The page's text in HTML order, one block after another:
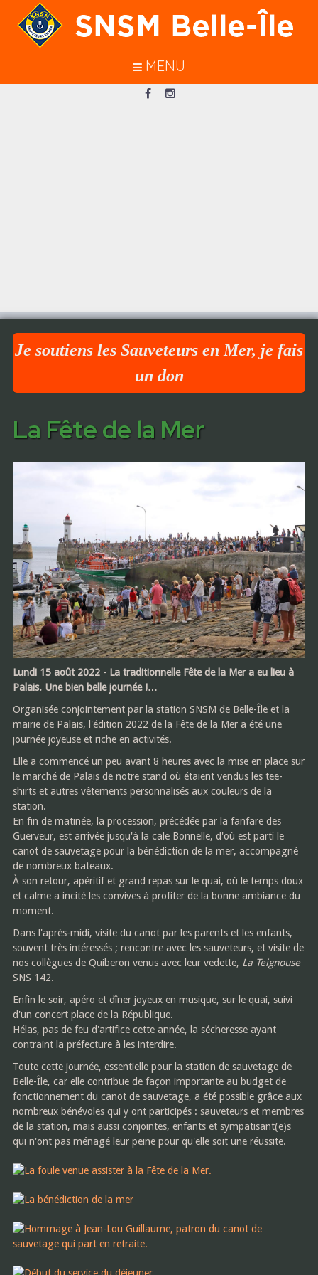
En poursuivant votre navigation sur
ce site, vous acceptez l’utilisation de
cookies pour vous garantir une
meilleure navigation.
MENU
Je soutiens les Sauveteurs en Mer, je fais
un don
La Fête de la Mer
Lundi 15 août 2022 - La traditionnelle Fête de la Mer a eu lieu à
Palais. Une bien belle journée !…
Organisée conjointement par la station SNSM de Belle-Île et la
mairie de Palais, l'édition 2022 de la Fête de la Mer a été une
journée joyeuse et riche en activités.
Elle a commencé un peu avant 8 heures avec la mise en place sur
le marché de Palais de notre stand où étaient vendus les tee-
shirts et autres vêtements personnalisés aux couleurs de la
station.
En fin de matinée, la procession, précédée par la fanfare des
Guerveur, est arrivée jusqu'à la cale Bonnelle, d'où est parti le
canot de sauvetage pour la bénédiction de la mer, accompagné
de nombreux bateaux.
À son retour, apéritif et grand repas sur le quai, où le temps doux
et calme a incité les convives à profiter de la bonne ambiance du
moment.
Dans l'après-midi, visite du canot par les parents et les enfants,
souvent très intéressés ; rencontre avec les sauveteurs, et visite de
nos collègues de Quiberon venus avec leur vedette, La Teignouse
SNS 142.
Enfin le soir, apéro et dîner joyeux en musique, sur le quai, suivi
d'un concert place de la République.
Hélas, pas de feu d'artifice cette année, la sécheresse ayant
contraint la préfecture à les interdire.
Toute cette journée, essentielle pour la station de sauvetage de
Belle-Île, car elle contribue de façon importante au budget de
fonctionnement du canot de sauvetage, a été possible grâce aux
nombreux bénévoles qui y ont participés : sauveteurs et membres
de la station, mais aussi conjointes, enfants et sympatisant(e)s
qui n'ont pas ménagé leur peine pour qu'elle soit une réussite.